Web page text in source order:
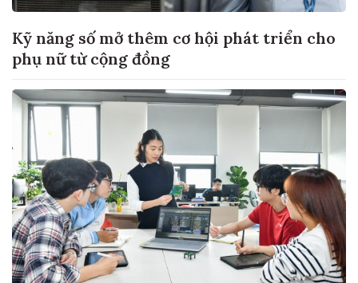
Kỹ năng số mở thêm cơ hội phát triển cho
phụ nữ từ cộng đồng